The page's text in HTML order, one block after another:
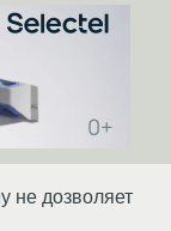
не дозволяет